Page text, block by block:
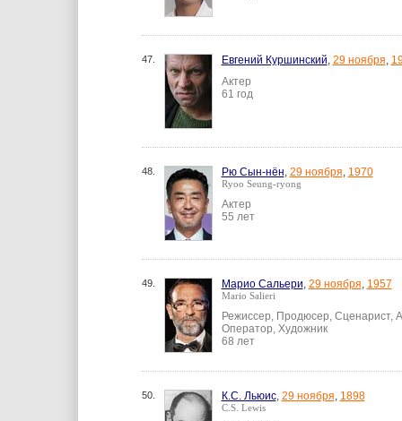
47. Евгений Куршинский, 29 ноября,
Актер
61 год
48. Рю Сын-нён, 29 ноября, 1970
Ryoo Seung-ryong
Актер
55 лет
49. Марио Сальери, 29 ноября, 1957
Mario Salieri
Режиссер, Продюсер, Сценарист,
Оператор, Художник
68 лет
50. К.С. Льюис, 29 ноября, 1898
C.S. Lewis